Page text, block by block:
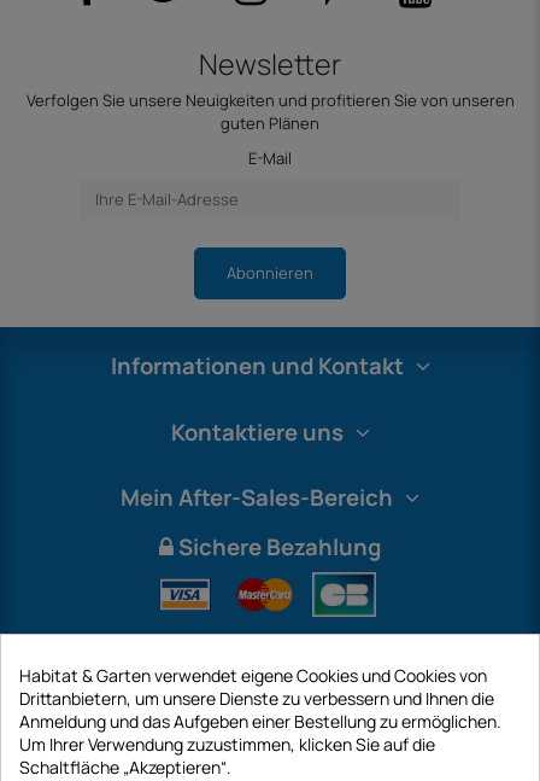
Newsletter
Verfolgen Sie unsere Neuigkeiten und profitieren Sie von unseren
guten Plänen
E-Mail
Abonnieren
Informationen und Kontakt
Kontaktiere uns
Mein After-Sales-Bereich
Sichere Bezahlung
Habitat & Garten verwendet eigene Cookies und Cookies von
Drittanbietern, um unsere Dienste zu verbessern und Ihnen die
Anmeldung und das Aufgeben einer Bestellung zu ermöglichen.
Um Ihrer Verwendung zuzustimmen, klicken Sie auf die
Schaltfläche „Akzeptieren“.